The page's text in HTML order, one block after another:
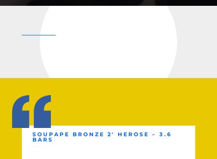
SOUPAPE BRONZE 2′ HEROSE – 3.6
BARS